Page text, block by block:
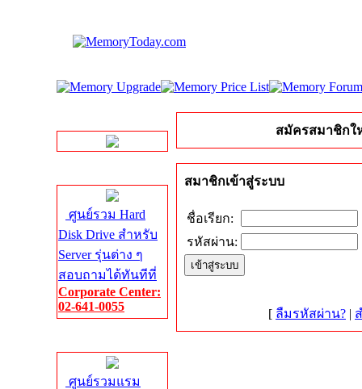
ศูนย์รวม Hard
Disk Drive สำหรับ
Server รุ่นต่าง ๆ
สอบถามได้ทันทีที่
Corporate Center:
02-641-0055
ศูนย์รวมแรม
สมัครสมาชิกใ
สมาชิกเข้าสู่ระบบ
ชื่อเรียก:
รหัสผ่าน:
[ ลืมรหัสผ่าน? |